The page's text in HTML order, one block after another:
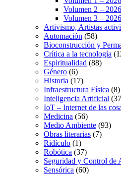
Volumen 2 – 2026
Volumen 3 – 2026
Artivismo, Artistas
Automación (58)
Bioconstrucción y
Crítica a la tecnología
Espiritualidad (88)
Género (6)
Historia (17)
Infraestructura Física (8)
Inteligencia Artificial
IoT – Internet de las
Medicina (56)
Medio Ambiente (93)
Obras literarias (7)
Ridículo (1)
Robótica (37)
Seguridad y Control de
Sensórica (60)